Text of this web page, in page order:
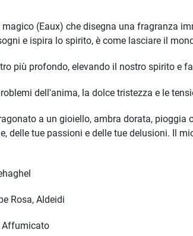
(Eaux) che disegna una fragranza
e ispira lo spirito, è come lasciare il
più profondo, elevando il nostro spirito e
dell'anima, la dolce tristezza e le
a un gioiello, ambra dorata,
delle tue passioni e delle tue delusioni. Il
Rosa, Aldeidi
Affumicato